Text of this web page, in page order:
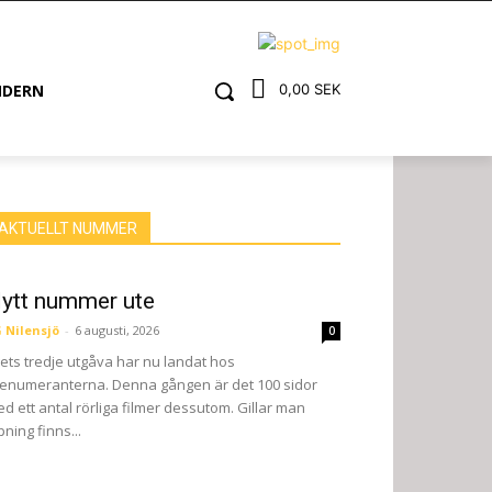
0,00 SEK
NUMMER
nummer ute
Nilensjö - 6 augusti, 2026 0
tredje utgåva har nu landat hos
Denna gången är det 100 sidor
ett antal rörliga filmer dessutom. Gillar man
finns...